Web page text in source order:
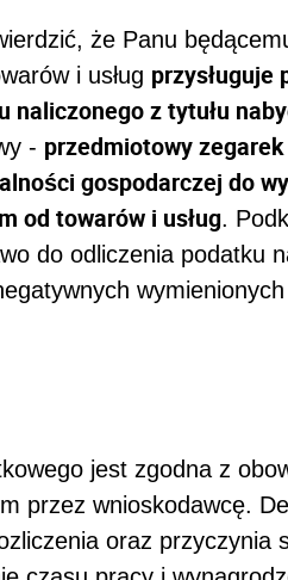
że Panu
i usług przysługuje
naliczonego z tytułu
- przedmiotowy
gospodarczej do
od towarów i usług.
do odliczenia podatku
jest zgodna z
przez wnioskodawcę.
oraz przyczynia